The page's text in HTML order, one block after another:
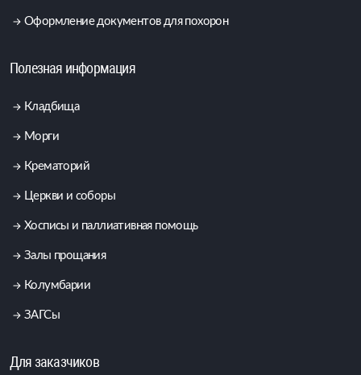
Оформление документов для похорон
Полезная информация
Кладбища
Морги
Крематорий
Церкви и соборы
Хосписы и паллиативная помощь
Залы прощания
Колумбарии
ЗАГСы
Для заказчиков